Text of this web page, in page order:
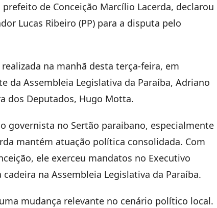
de Conceição Marcílio Lacerda, declarou
Lucas Ribeiro (PP) para a disputa pelo
na manhã desta terça-feira, em
da Assembleia Legislativa da Paraíba, Adriano
dos Deputados, Hugo Motta.
governista no Sertão paraibano, especialmente
mantém atuação política consolidada. Com
ele exerceu mandatos no Executivo
na Assembleia Legislativa da Paraíba.
mudança relevante no cenário político local.